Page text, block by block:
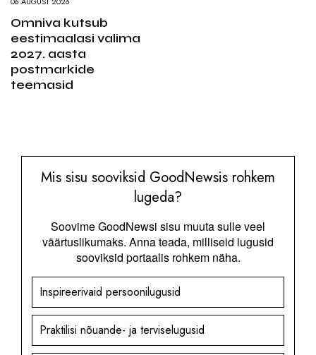
Omniva kutsub
eestimaalasi valima
2027. aasta
postmarkide
teemasid
Mis sisu sooviksid GoodNewsis rohkem
lugeda?
Soovime GoodNewsi sisu muuta sulle veel
väärtuslikumaks. Anna teada, milliseid lugusid
sooviksid portaalis rohkem näha.
Inspireerivaid persoonilugusid
Praktilisi nõuande- ja terviselugusid